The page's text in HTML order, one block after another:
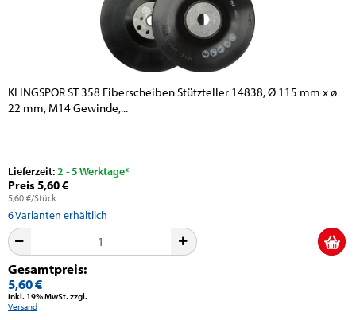
KLINGSPOR ST 358 Fiberscheiben Stützteller 14838, Ø 115 mm x ø
22 mm, M14 Gewinde,...
Lieferzeit:2 - 5 Werktage*
Preis 5,60 €
5,60 €/Stück
6Varianten erhältlich
Gesamtpreis:
5,60 €
inkl. 19% MwSt. zzgl.
Versand